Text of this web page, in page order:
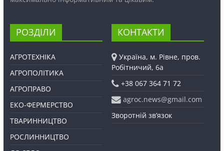
РОЗДІЛИ
АГРОТЕХНІКА
АГРОПОЛІТИКА
АГРОПРАВО
ЕКО-ФЕРМЕРСТВО
ТВАРИННИЦТВО
РОСЛИННИЦТВО
КОНТАКТИ
Україна, м. Рівне, пров.
Робітничий, 6а
+38 067 364 71 72
agroc.news@gmail.com
Зворотній зв’язок